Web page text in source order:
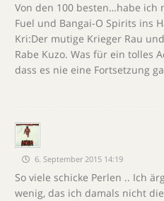
Von den 100 besten…habe ich
Fuel und Bangai-O Spirits ins
Kri:Der mutige Krieger Rau
Rabe Kuzo. Was für ein tolles
dass es nie eine Fortsetzung
6. September 2015 14:19
So viele schicke Perlen .. Ich
wenig, das ich damals nicht